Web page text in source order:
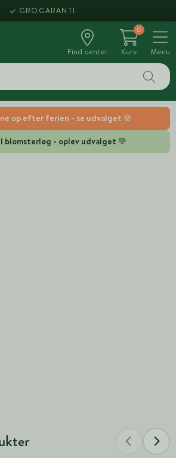
op efter ferien - se udvalget 🌸
blomsterløg - oplev udvalget 💚
GROGARANTI
Find center
0
Kurv
Menu